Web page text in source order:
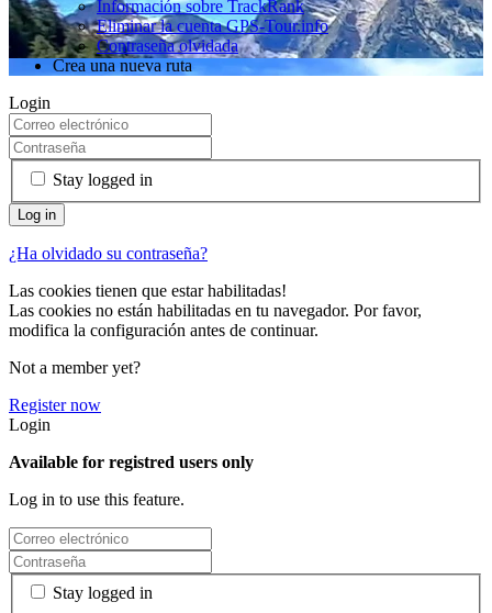
Información sobre TrackRank
Eliminar la cuenta GPS-Tour.info
Contraseña olvidada
Crea una nueva ruta
Login
Stay logged in
¿Ha olvidado su contraseña?
Las cookies tienen que estar habilitadas!
Las cookies no están habilitadas en tu navegador. Por favor,
modifica la configuración antes de continuar.
Not a member yet?
Register now
Login
Available for registred users only
Log in to use this feature.
Stay logged in